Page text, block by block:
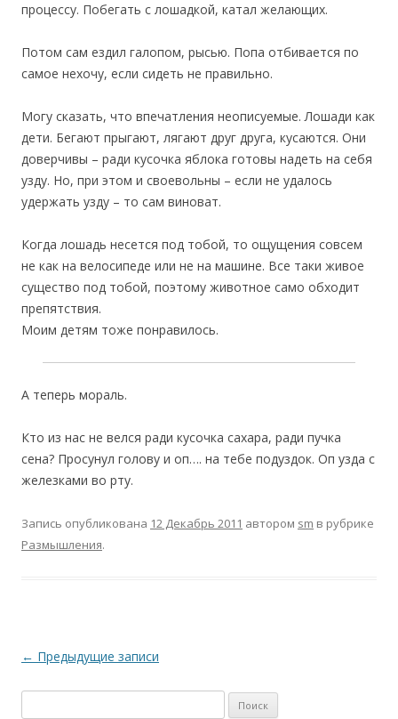
процессу. Побегать с лошадкой, катал желающих.
Потом сам ездил галопом, рысью. Попа отбивается по
самое нехочу, если сидеть не правильно.
Могу сказать, что впечатления неописуемые. Лошади как
дети. Бегают прыгают, лягают друг друга, кусаются. Они
доверчивы – ради кусочка яблока готовы надеть на себя
узду. Но, при этом и своевольны – если не удалось
удержать узду – то сам виноват.
Когда лошадь несется под тобой, то ощущения совсем
не как на велосипеде или не на машине. Все таки живое
существо под тобой, поэтому животное само обходит
препятствия.
Моим детям тоже понравилось.
А теперь мораль.
Кто из нас не велся ради кусочка сахара, ради пучка
сена? Просунул голову и оп…. на тебе подуздок. Оп узда с
железками во рту.
Запись опубликована 12 Декабрь 2011 автором sm в рубрике
Размышления.
Навигация по записям
← Предыдущие записи